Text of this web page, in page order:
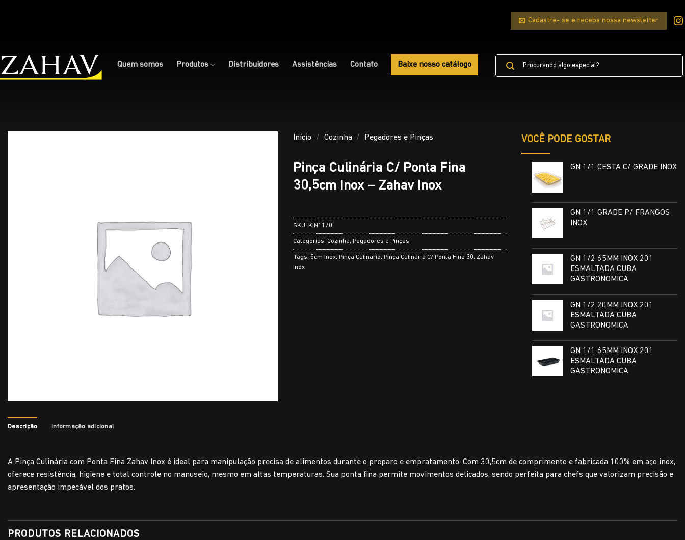
Cadastre- se e receba nossa newsletter
Quem somos Produtos Distribuidores Assistências Contato Baixe nosso catálogo
Pesquisar
Início / Cozinha / Pegadores e Pinças
Pinça Culinária C/ Ponta Fina
30,5cm Inox – Zahav Inox
SKU: KIN1170
Categorias: Cozinha, Pegadores e Pinças
Tags: 5cm Inox, Pinça Culinaria, Pinça Culinária C/ Ponta Fina 30, Zahav
Inox
VOCÊ PODE GOSTAR
GN 1/1 CESTA C/ GRADE INOX
GN 1/1 GRADE P/ FRANGOS
INOX
GN 1/2 65MM INOX 201
ESMALTADA CUBA
GASTRONOMICA
GN 1/2 20MM INOX 201
ESMALTADA CUBA
GASTRONOMICA
GN 1/1 65MM INOX 201
ESMALTADA CUBA
GASTRONOMICA
Descrição Informação adicional
A Pinça Culinária com Ponta Fina Zahav Inox é ideal para manipulação precisa de alimentos durante o preparo e empratamento. Com 30,5cm de comprimento e fabricada 100% em aço inox,
oferece resistência, higiene e total controle no manuseio, mesmo em altas temperaturas. Sua ponta fina permite movimentos delicados, sendo perfeita para chefs que valorizam precisão e
apresentação impecável dos pratos.
PRODUTOS RELACIONADOS